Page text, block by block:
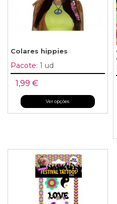
Colares hippies
Pacote: 1 ud
1,99 €
Ver opções